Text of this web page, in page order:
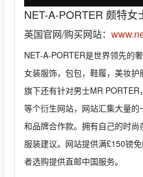
NET-A-PORTER 颇特女
英国官网/购买网站：
NET-A-PORTER是世界领先的
女装服饰，包包，鞋履，美妆护
旗下还有针对男士MR
等个衍生网站，网站汇集大量
和品牌合作款。拥有自己的时
服装建议。网站提供满£150镑
者选购提供直邮中国服务。